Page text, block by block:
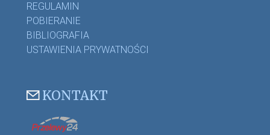
REGULAMIN
POBIERANIE
BIBLIOGRAFIA
USTAWIENIA PRYWATNOŚCI
KONTAKT